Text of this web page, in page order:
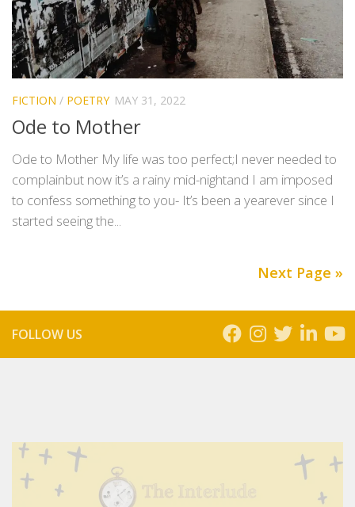
FICTION / POETRY MAY 31, 2022
Ode to Mother
Ode to Mother My life was too perfect;I never needed to
complainbut now it’s a rainy mid-nightand I am imposed
to confess something to you- It’s been a yearever since I
started seeing the...
Next Page »
FOLLOW US